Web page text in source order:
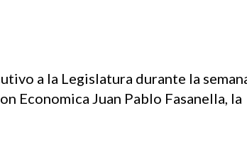
a la Legislatura durante la
Economica Juan Pablo Fasanella, la